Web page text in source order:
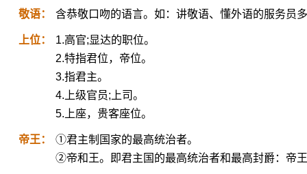
敬语： 含恭敬口吻的语言。如：讲敬语、懂外语的服务员
上位：
1.高官;显达的职位。
2.特指君位，帝位。
3.指君主。
4.上级官员;上司。
5.上座，贵客座位。
帝王：
①君主制国家的最高统治者。
②帝和王。即君主国的最高统治者和最高封爵：帝